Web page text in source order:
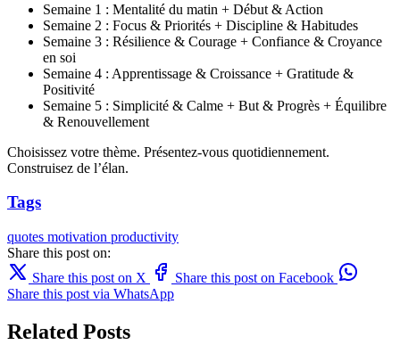
Semaine 1 : Mentalité du matin + Début & Action
Semaine 2 : Focus & Priorités + Discipline & Habitudes
Semaine 3 : Résilience & Courage + Confiance & Croyance
en soi
Semaine 4 : Apprentissage & Croissance + Gratitude &
Positivité
Semaine 5 : Simplicité & Calme + But & Progrès + Équilibre
& Renouvellement
Choisissez votre thème. Présentez-vous quotidiennement.
Construisez de l’élan.
Tags
quotes motivation productivity
Share this post on:
Share this post on X
Share this post on Facebook
Share this post via WhatsApp
Related Posts